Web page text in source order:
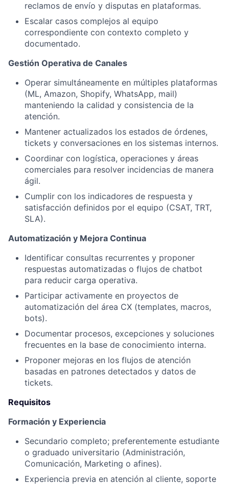
reclamos de envío y disputas en plataformas.
Escalar casos complejos al equipo
correspondiente con contexto completo y
documentado.
Gestión Operativa de Canales
Operar simultáneamente en múltiples plataformas
(ML, Amazon, Shopify, WhatsApp, mail)
manteniendo la calidad y consistencia de la
atención.
Mantener actualizados los estados de órdenes,
tickets y conversaciones en los sistemas internos.
Coordinar con logística, operaciones y áreas
comerciales para resolver incidencias de manera
ágil.
Cumplir con los indicadores de respuesta y
satisfacción definidos por el equipo (CSAT, TRT,
SLA).
Automatización y Mejora Continua
Identificar consultas recurrentes y proponer
respuestas automatizadas o flujos de chatbot
para reducir carga operativa.
Participar activamente en proyectos de
automatización del área CX (templates, macros,
bots).
Documentar procesos, excepciones y soluciones
frecuentes en la base de conocimiento interna.
Proponer mejoras en los flujos de atención
basadas en patrones detectados y datos de
tickets.
Requisitos
Formación y Experiencia
Secundario completo; preferentemente estudiante
o graduado universitario (Administración,
Comunicación, Marketing o afines).
Experiencia previa en atención al cliente, soporte